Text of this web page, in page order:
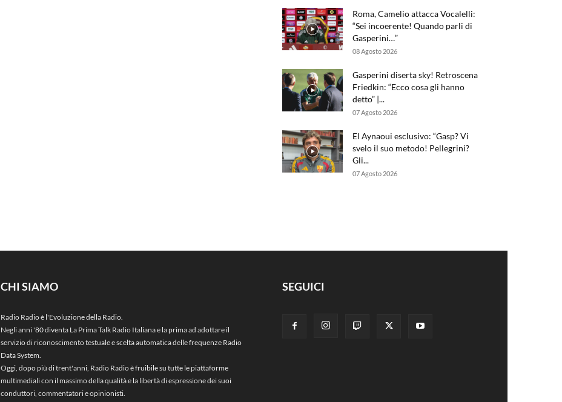
Roma, Camelio attacca Vocalelli:
“Sei incoerente! Quando parli di
Gasperini…”
08 Agosto 2026
Gasperini diserta sky! Retroscena
Friedkin: “Ecco cosa gli hanno
detto” |...
07 Agosto 2026
El Aynaoui esclusivo: “Gasp? Vi
svelo il suo metodo! Pellegrini?
Gli...
07 Agosto 2026
CHI SIAMO
Radio Radio è l'Evoluzione della Radio.
Negli anni '80 diventa La Prima Talk Radio Italiana e la prima ad adottare il
servizio di riconoscimento testuale e scelta automatica delle frequenze Radio
Data System.
Oggi, dopo più di trent'anni, Radio Radio è fruibile su tutte le piattaforme
multimediali con il massimo della qualità e la libertà di espressione dei suoi
conduttori, commentatori e opinionisti.
SEGUICI